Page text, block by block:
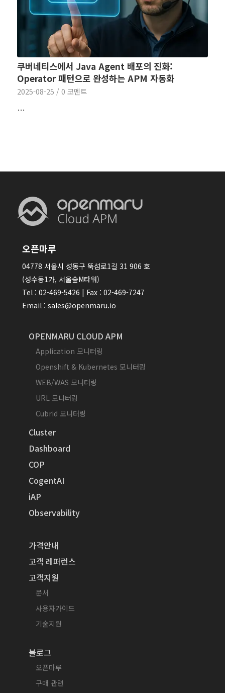
쿠버네티스에서 Java Agent 배포의 진화:
Operator 패턴으로 완성하는 APM 자동화
2025-08-25 / 0 코멘트
…
오픈마루
04778 서울시 성동구 뚝섬로1길 31 906 호
(성수동1가, 서울숲M타워)
Tel : 02-469-5426 | Fax : 02-469-7247
Email : sales@openmaru.io
OPENMARU CLOUD APM
Application 모니터링
Openshift & Kubernetes 모니터링
WEB/WAS 모니터링
URL 모니터링
Cubrid 모니터링
Cluster
Dashboard
COP
CogentAI
iAP
Observability
가격안내
고객 레퍼런스
고객지원
문서
사용자가이드
기술지원
블로그
오픈마루
구매 관련